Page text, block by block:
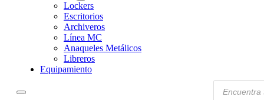
Lockers
Escritorios
Archiveros
Línea MC
Anaqueles Metálicos
Libreros
Equipamiento
Products
search